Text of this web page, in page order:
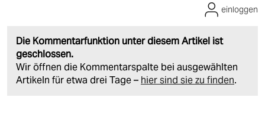
Die Kommentarfunktion unter diesem Artikel ist
geschlossen.
Wir öffnen die Kommentarspalte bei ausgewählten
Artikeln für etwa drei Tage – hier sind sie zu finden.
einloggen